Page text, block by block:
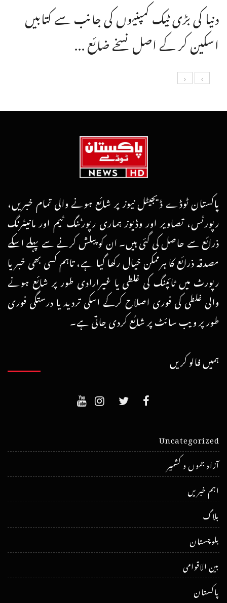
دنیا کی بڑی ٹیک کمپنیوں کی جانب سے کتابیں
اسکین کر کے اصل نسخے ضائع ...
پاکستان ٹوڈے ڈیجیٹل نیوز پر شائع ہونے والی تمام خبریں،
رپورٹس، تصاویر اور وڈیوز ہماری رپورٹنگ ٹیم اور مانیٹرنگ
ذرائع سے حاصل کی گئی ہیں۔ ان کو پبلش کرنے سے پہلے اسکے
مصدقہ ذرائع کا ہرممکن خیال رکھا گیا ہے، تاہم کسی بھی خبر یا
رپورٹ میں ٹائپنگ کی غلطی یا غیرارادی طور پر شائع ہونے
والی غلطی کی فوری اصلاح کرکے اسکی تردید یا درستگی فوری
طور پر ویب سائٹ پر شائع کردی جاتی ہے۔
ہمیں فالو کریں
Uncategorized
آزاد جموں و کشمیر
اہم خبریں
بلاگ
بلوچستان
بین الاقوامی
پاکستان